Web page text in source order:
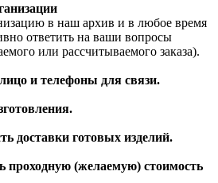
в наш архив и в любое время
ответить на ваши вопросы
или рассчитываемого заказа).
и телефоны для связи.
доставки готовых изделий.
проходную (желаемую) стоимость